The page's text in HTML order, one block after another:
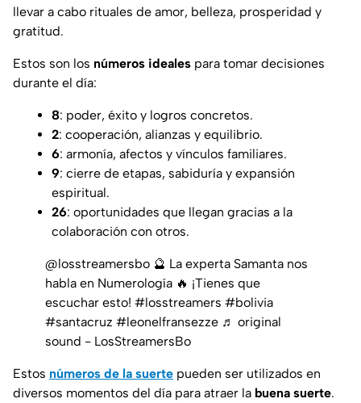
llevar a cabo rituales de amor, belleza, prosperidad y
gratitud.
Estos son los números ideales para tomar decisiones
durante el día:
8: poder, éxito y logros concretos.
2: cooperación, alianzas y equilibrio.
6: armonía, afectos y vínculos familiares.
9: cierre de etapas, sabiduría y expansión
espiritual.
26: oportunidades que llegan gracias a la
colaboración con otros.
@losstreamersbo 🔮 La experta Samanta nos
habla en Numerología 🔥 ¡Tienes que
escuchar esto! #losstreamers #bolivia
#santacruz #leonelfransezze ♬ original
sound - LosStreamersBo
Estos números de la suerte pueden ser utilizados en
diversos momentos del día para atraer la buena suerte.